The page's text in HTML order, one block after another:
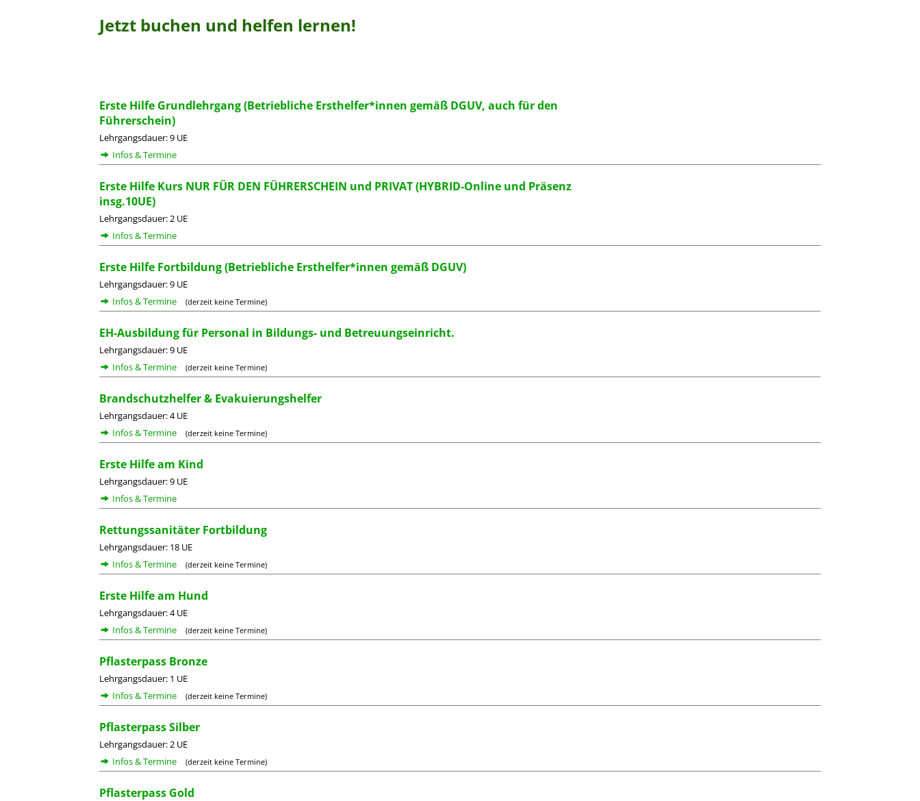
Jetzt buchen und helfen lernen!
Erste Hilfe Grundlehrgang (Betriebliche Ersthelfer*innen gemäß DGUV, auch für den
Führerschein)
Lehrgangsdauer: 9 UE
Infos & Termine
Erste Hilfe Kurs NUR FÜR DEN FÜHRERSCHEIN und PRIVAT (HYBRID-Online und Präsenz
insg.10UE)
Lehrgangsdauer: 2 UE
Infos & Termine
Erste Hilfe Fortbildung (Betriebliche Ersthelfer*innen gemäß DGUV)
Lehrgangsdauer: 9 UE
Infos & Termine
(derzeit keine Termine)
EH-Ausbildung für Personal in Bildungs- und Betreuungseinricht.
Lehrgangsdauer: 9 UE
Infos & Termine
(derzeit keine Termine)
Brandschutzhelfer & Evakuierungshelfer
Lehrgangsdauer: 4 UE
Infos & Termine
(derzeit keine Termine)
Erste Hilfe am Kind
Lehrgangsdauer: 9 UE
Infos & Termine
Rettungssanitäter Fortbildung
Lehrgangsdauer: 18 UE
Infos & Termine
(derzeit keine Termine)
Erste Hilfe am Hund
Lehrgangsdauer: 4 UE
Infos & Termine
(derzeit keine Termine)
Pflasterpass Bronze
Lehrgangsdauer: 1 UE
Infos & Termine
(derzeit keine Termine)
Pflasterpass Silber
Lehrgangsdauer: 2 UE
Infos & Termine
(derzeit keine Termine)
Pflasterpass Gold